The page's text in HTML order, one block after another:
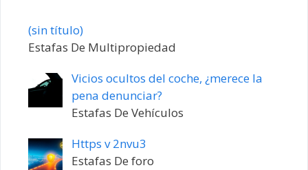
(sin título)Entrada
20198
Estafas De Multipropiedad
Vicios ocultos del coche, ¿merece la
pena denunciar?
Estafas De Vehículos
Https v 2nvu3
Estafas De foro